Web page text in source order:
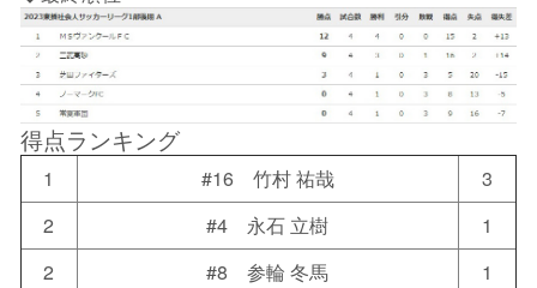
得点ランキング
1 #16 竹村 祐哉
3
2
#4 永石 立樹
1
2
#8 参輪 冬馬
1